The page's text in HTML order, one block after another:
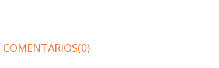
COMENTARIOS(0)